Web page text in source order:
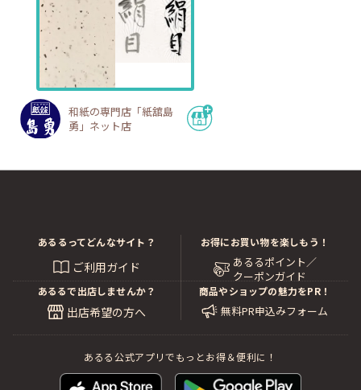
和紙の専門店「紙舘島
勇」ネット店
あるるってどんなサイト？
ご利用ガイド
お得にお買い物を楽しもう！
あるるポイント／
クーポンガイド
あるるで出店しませんか？
出店希望の方へ
商品やショップの魅力をPR！
無料PR申込みフォーム
あるる公式アプリでもっとお得＆便利に！